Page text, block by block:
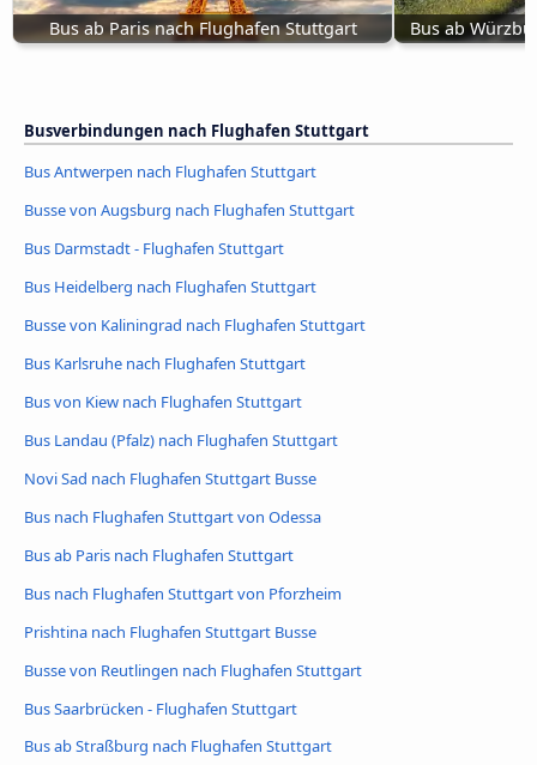
Bus ab Paris nach Flughafen Stuttgart Bus ab
Busverbindungen nach Flughafen Stuttgart
Bus Antwerpen nach Flughafen Stuttgart
Busse von Augsburg nach Flughafen Stuttgart
Bus Darmstadt - Flughafen Stuttgart
Bus Heidelberg nach Flughafen Stuttgart
Busse von Kaliningrad nach Flughafen Stuttgart
Bus Karlsruhe nach Flughafen Stuttgart
Bus von Kiew nach Flughafen Stuttgart
Bus Landau (Pfalz) nach Flughafen Stuttgart
Novi Sad nach Flughafen Stuttgart Busse
Bus nach Flughafen Stuttgart von Odessa
Bus ab Paris nach Flughafen Stuttgart
Bus nach Flughafen Stuttgart von Pforzheim
Prishtina nach Flughafen Stuttgart Busse
Busse von Reutlingen nach Flughafen Stuttgart
Bus Saarbrücken - Flughafen Stuttgart
Bus ab Straßburg nach Flughafen Stuttgart